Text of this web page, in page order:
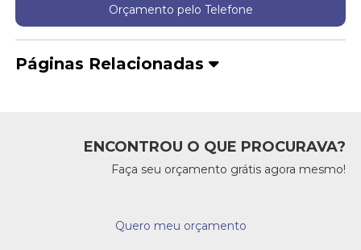
Orçamento pelo Telefone
Páginas Relacionadas
ENCONTROU O QUE PROCURAVA?
Faça seu orçamento grátis agora mesmo!
Quero meu orçamento